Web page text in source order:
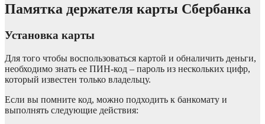
Памятка держателя карты Сбербанка
Установка карты
Для того чтобы воспользоваться картой и обналичить деньги,
необходимо знать ее ПИН-код – пароль из нескольких цифр,
который известен только владельцу.
Если вы помните код, можно подходить к банкомату и
выполнять следующие действия: